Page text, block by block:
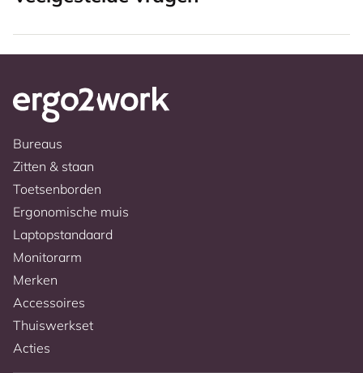
Bureaus
Zitten & staan
Toetsenborden
Ergonomische muis
Laptopstandaard
Monitorarm
Merken
Accessoires
Thuiswerkset
Acties